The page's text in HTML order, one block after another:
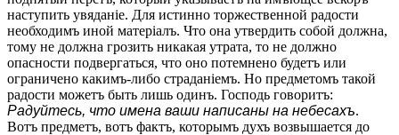
наступить увяданіе. Для истинно торжественной радости
необходимъ иной матеріалъ. Что она утвердить собой должна,
тому не должна грозить никакая утрата, то не должно
опасности подвергаться, что оно потемнено будетъ или
ограничено какимъ-либо страданіемъ. Но предметомъ такой
радости можетъ быть лишь одинъ. Господь говоритъ:
Радуйтесь, что имена ваши написаны на небесахъ.
Вотъ предметъ, вотъ фактъ, которымъ духъ возвышается до